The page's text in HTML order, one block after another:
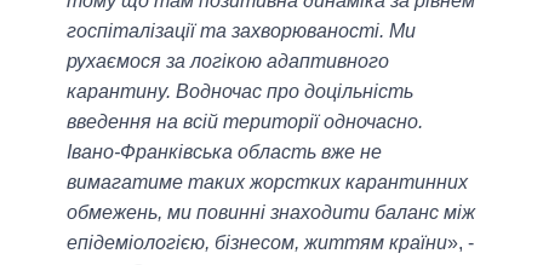
госпіталізації та захворюваності. Ми
рухаємося за логікою адаптивного
карантину. Водночас про доцільність
введення на всій території одночасно.
Івано-Франківська область вже не
вимагатиме таких жорстких карантинних
обмежень, ми повинні знаходити баланс між
епідеміологією, бізнесом, життям країни», -